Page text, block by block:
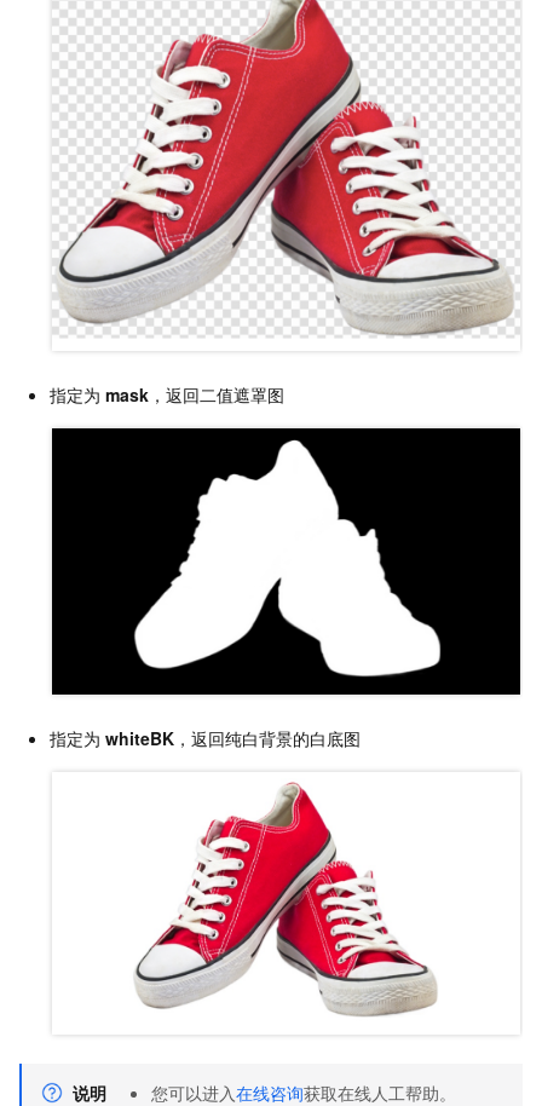
指定为 mask ，返回二值遮罩图
指定为 whiteBK ，返回纯白背景的白底图
说明 您可以进入在线咨询获取在线人工帮助。